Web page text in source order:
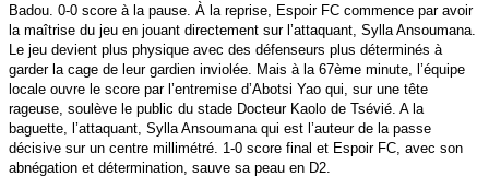
Badou. 0-0 score à la pause. À la reprise, Espoir FC commence par avoir
la maîtrise du jeu en jouant directement sur l’attaquant, Sylla Ansoumana.
Le jeu devient plus physique avec des défenseurs plus déterminés à
garder la cage de leur gardien inviolée. Mais à la 67ème minute, l’équipe
locale ouvre le score par l’entremise d’Abotsi Yao qui, sur une tête
rageuse, soulève le public du stade Docteur Kaolo de Tsévié. A la
baguette, l’attaquant, Sylla Ansoumana qui est l’auteur de la passe
décisive sur un centre millimétré. 1-0 score final et Espoir FC, avec son
abnégation et détermination, sauve sa peau en D2.